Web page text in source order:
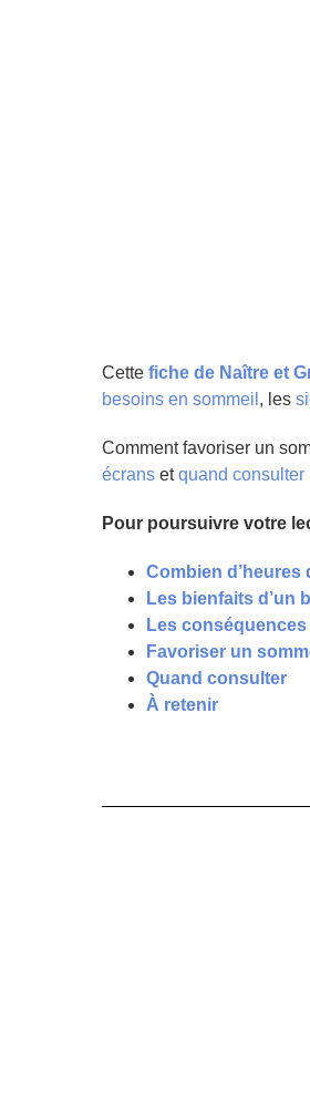
Cette fiche de Naître et
besoins en sommeil , les
Comment favoriser un
écrans etquand consulter
Pour poursuivre votre
Combien
Les bienfaits d’un
Les conséquences
Favoriser un
Quand consulter
À retenir